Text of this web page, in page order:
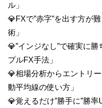
ル」
💎FXで”赤字”を出す方が
術」
💎”インジなし”で確実に
プルFX手法」
💎相場分析からエントリ
動平均線の使い方」
💎覚えるだけ”勝手に”勝